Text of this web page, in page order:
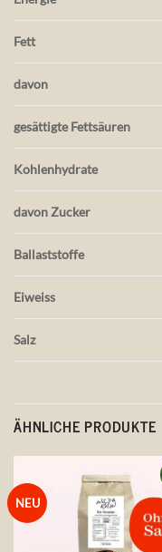
Fett
davon
gesättigte Fettsäuren
Kohlenhydrate
davon Zucker
Ballaststoffe
Eiweiss
Salz
ÄHNLICHE PRODUKTE
NEU
Auf